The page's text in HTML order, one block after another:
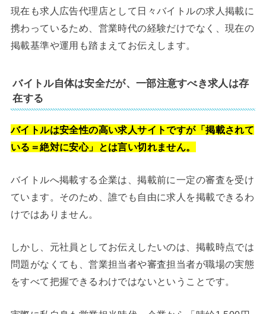
現在も求人広告代理店として日々バイトルの求人掲載に
携わっているため、営業時代の経験だけでなく、現在の
掲載基準や運用も踏まえてお伝えします。
バイトル自体は安全だが、一部注意すべき求人は存
在する
バイトルは安全性の高い求人サイトですが「掲載されて
いる＝絶対に安心」とは言い切れません。
バイトルへ掲載する企業は、掲載前に一定の審査を受け
ています。そのため、誰でも自由に求人を掲載できるわ
けではありません。
しかし、元社員としてお伝えしたいのは、掲載時点では
問題がなくても、営業担当者や審査担当者が職場の実態
をすべて把握できるわけではないということです。